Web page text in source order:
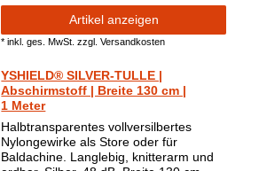
Artikel anzeigen
*inkl. ges. MwSt. zzgl.Versandkosten
YSHIELD® SILVER-TULLE |
Abschirmstoff | Breite 130 cm |
1 Meter
Halbtransparentes vollversilbertes
Nylongewirke als Store oder für
Baldachine. Langlebig, knitterarm und